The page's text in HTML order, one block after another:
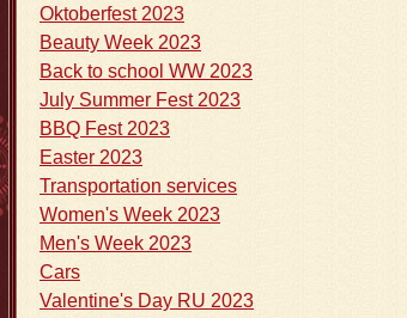
Oktoberfest 2023
Beauty Week 2023
Back to school WW 2023
July Summer Fest 2023
BBQ Fest 2023
Easter 2023
Transportation services
Women's Week 2023
Men's Week 2023
Cars
Valentine's Day RU 2023